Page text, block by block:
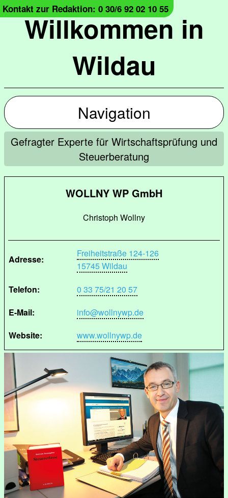
Willkommen in
Wildau
Kontakt zur Redaktion: 0 30/6 92 02 10 55
Navigation
Gefragter Experte für Wirtschaftsprüfung und
Steuerberatung
WOLLNY WP GmbH
Christoph Wollny
Adresse:
Freiheitstraße 124-126
15745 Wildau
Telefon:
0 33 75/21 20 57
E-Mail:
info@wollnywp.de
Website:
www.wollnywp.de